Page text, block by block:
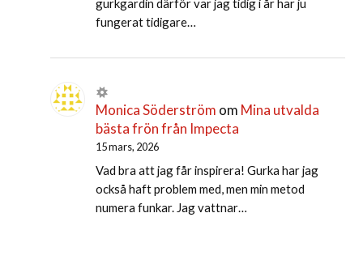
fungerat tidigare…
Monica Söderström om Mina utvalda
bästa frön från Impecta
15 mars, 2026
Vad bra att jag får inspirera! Gurka har jag
också haft problem med, men min metod
numera funkar. Jag vattnar…